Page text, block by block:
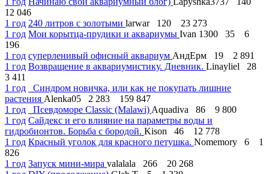
12 046
1 год 240 литров с золотыми larwar 120
23 273
1 год Мои корытца-прудики и аквариумы Ivan 1300 35
6
196
1 год суперленивый офисный аквариум АндЕрм 19
2 891
1 год Возвращение в аквариумистику. Дневник. Linayliel
28
3 411
1 год
Синдром новичка, или как не покупать лишние
растения Alenka05 2 283
159 847
1 год
Псевдоморе Classic (Malawi) Aquadiva 86
9 800
1 год Сайдекс и его влияние на параметры воды и
гидробионтов. Борьба с бородой. Kison 46
12 778
1 год Красный уголок для красного петушка. Nomemory 6
1
826
1 год Запуск мини-мира valalala 266
20 268